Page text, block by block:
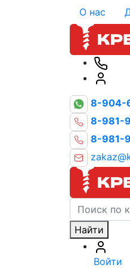
О нас
8-904-
8-981-
8-981-
Найти
Войти